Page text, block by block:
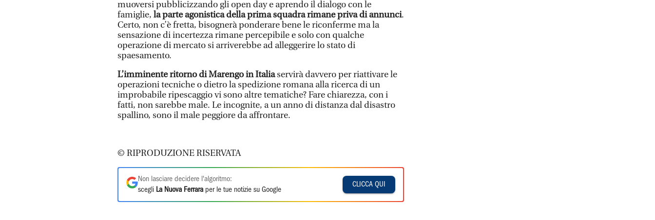
muoversi pubblicizzando gli open day e aprendo il dialogo con le
famiglie, la parte agonistica della prima squadra rimane priva di annunci.
Certo, non c’è fretta, bisognerà ponderare bene le riconferme ma la
sensazione di incertezza rimane percepibile e solo con qualche
operazione di mercato si arriverebbe ad alleggerire lo stato di
spaesamento.
L’imminente ritorno di Marengo in Italiaservirà davvero per riattivare le
operazioni tecniche o dietro la spedizione romana alla ricerca di un
improbabile ripescaggio vi sono altre tematiche? Fare chiarezza, con i
fatti, non sarebbe male. Le incognite, a un anno di distanza dal disastro
spallino, sono il male peggiore da affrontare.
© RIPRODUZIONE RISERVATA
Non lasciare decidere l'algoritmo:
scegli La Nuova Ferrara per le tue notizie su Google
CLICCA QUI